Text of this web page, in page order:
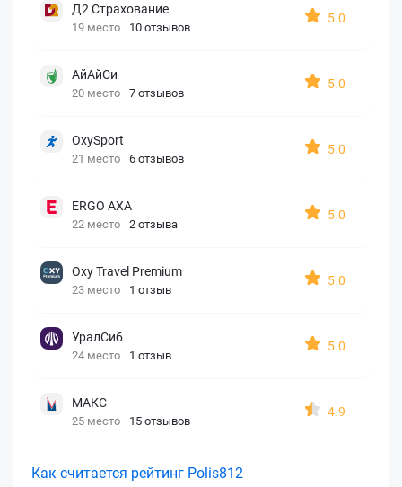
Д2 Страхование
19 место 10 отзывов
5.0
АйАйСи
20 место 7 отзывов
5.0
OxySport
21 место 6 отзывов
5.0
ERGO AXA
22 место 2 отзыва
5.0
Oxy Travel Premium
23 место 1 отзыв
5.0
УралСиб
24 место 1 отзыв
5.0
МАКС
25 место 15 отзывов
4.9
Как считается рейтинг Polis812